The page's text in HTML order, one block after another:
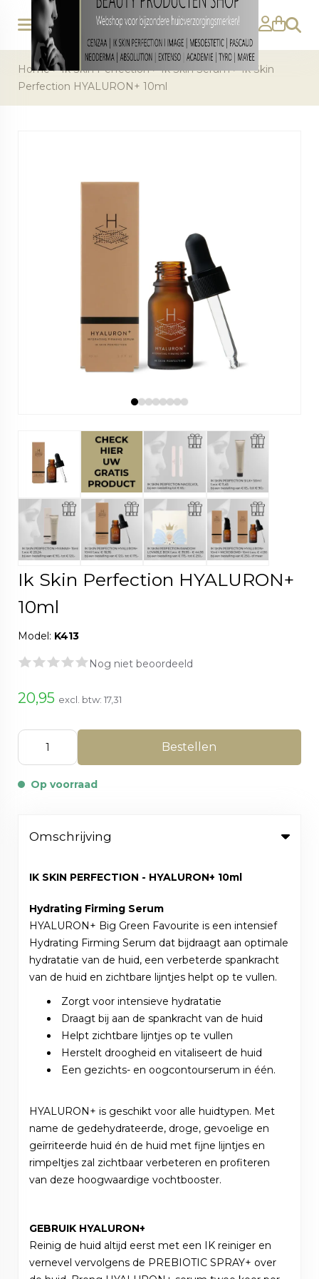
Home>Ik Skin Perfection>Ik Skin Serum>Ik Skin
Perfection HYALURON+ 10ml
Ik Skin Perfection HYALURON+
10ml
Model: K413
Nog niet beoordeeld
20,95 excl. btw: 17,31
Bestellen
Op voorraad
Omschrijving
IK SKIN PERFECTION - HYALURON+ 10ml
Hydrating Firming Serum
HYALURON+ Big Green Favourite is een intensief
Hydrating Firming Serum dat bijdraagt aan optimale
hydratatie van de huid, een verbeterde spankracht
van de huid en zichtbare lijntjes helpt op te vullen.
Zorgt voor intensieve hydratatie
Draagt bij aan de spankracht van de huid
Helpt zichtbare lijntjes op te vullen
Herstelt droogheid en vitaliseert de huid
Een gezichts- en oogcontourserum in één.
HYALURON+ is geschikt voor alle huidtypen. Met
name de gedehydrateerde, droge, gevoelige en
geïrriteerde huid én de huid met fijne lijntjes en
rimpeltjes zal zichtbaar verbeteren en profiteren
van deze hoogwaardige vochtbooster.
GEBRUIK HYALURON+
Reinig de huid altijd eerst met een IK reiniger en
vernevel vervolgens de PREBIOTIC SPRAY+ over